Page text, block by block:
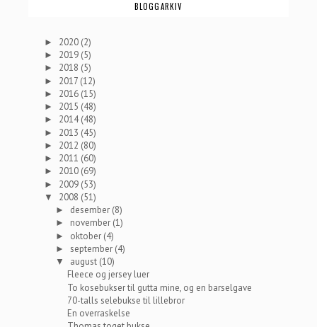
BLOGGARKIV
► 2020 (2)
► 2019 (5)
► 2018 (5)
► 2017 (12)
► 2016 (15)
► 2015 (48)
► 2014(48)
► 2013 (45)
► 2012 (80)
► 2011 (60)
► 2010 (69)
► 2009 (53)
▼ 2008 (51)
► desember (8)
► november (1)
► oktober (4)
► september (4)
▼ august (10)
Fleece og jersey luer
To kosebukser til gutta mine, og en barselgave
70-talls selebukse til lillebror
En overraskelse